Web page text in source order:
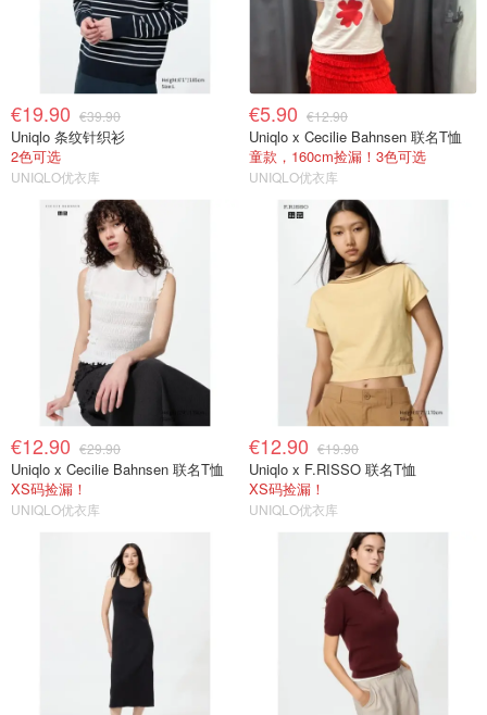
€19.90 €39.90
Uniqlo 条纹针织衫
2色可选
UNIQLO优衣库
€5.90 €12.90
Uniqlo x Cecilie Bahnsen 联名T恤
童款，160cm捡漏！3色可选
UNIQLO优衣库
€12.90 €29.90
Uniqlo x Cecilie Bahnsen 联名T恤
XS码捡漏！
UNIQLO优衣库
€12.90 €19.90
Uniqlo x F.RISSO 联名T恤
XS码捡漏！
UNIQLO优衣库